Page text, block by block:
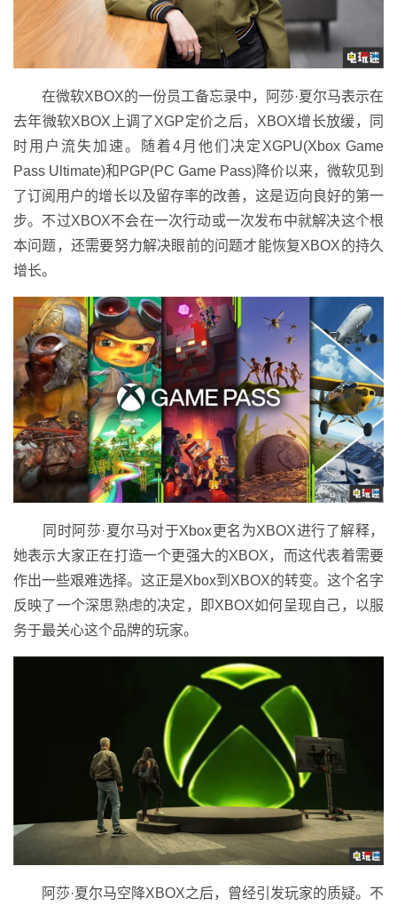
在微软XBOX的一份员工备忘录中，阿莎·夏尔马表示在
去年微软XBOX上调了XGP定价之后，XBOX增长放缓，同
时用户流失加速。随着4月他们决定XGPU(Xbox Game
Pass Ultimate)和PGP(PC Game Pass)降价以来，微软见到
了订阅用户的增长以及留存率的改善，这是迈向良好的第一
步。不过XBOX不会在一次行动或一次发布中就解决这个根
本问题，还需要努力解决眼前的问题才能恢复XBOX的持久
增长。
同时阿莎·夏尔马对于Xbox更名为XBOX进行了解释，
她表示大家正在打造一个更强大的XBOX，而这代表着需要
作出一些艰难选择。这正是Xbox到XBOX的转变。这个名字
反映了一个深思熟虑的决定，即XBOX如何呈现自己，以服
务于最关心这个品牌的玩家。
阿莎·夏尔马空降XBOX之后，曾经引发玩家的质疑。不